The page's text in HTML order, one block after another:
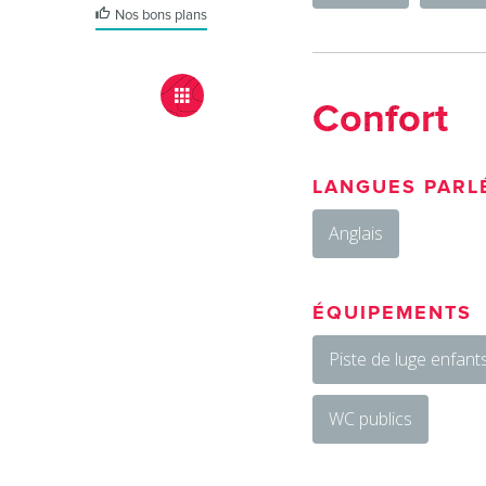
Nos bons plans
Confort
LANGUES
Anglais
ÉQUIPEMENTS
Piste de luge
WC publics